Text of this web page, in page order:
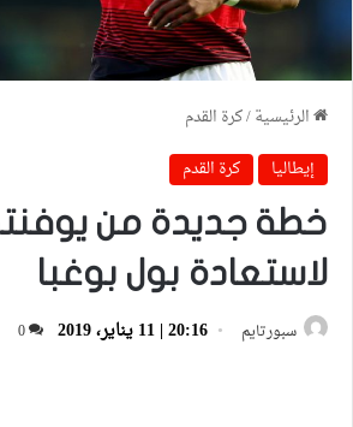
الرئيسية/كرة القدم
إيطاليا
كرة القدم
خطة جديدة من
لاستعادة بول بوغبا
سبورتايم 20:16 | 11 يناير، 2019 0